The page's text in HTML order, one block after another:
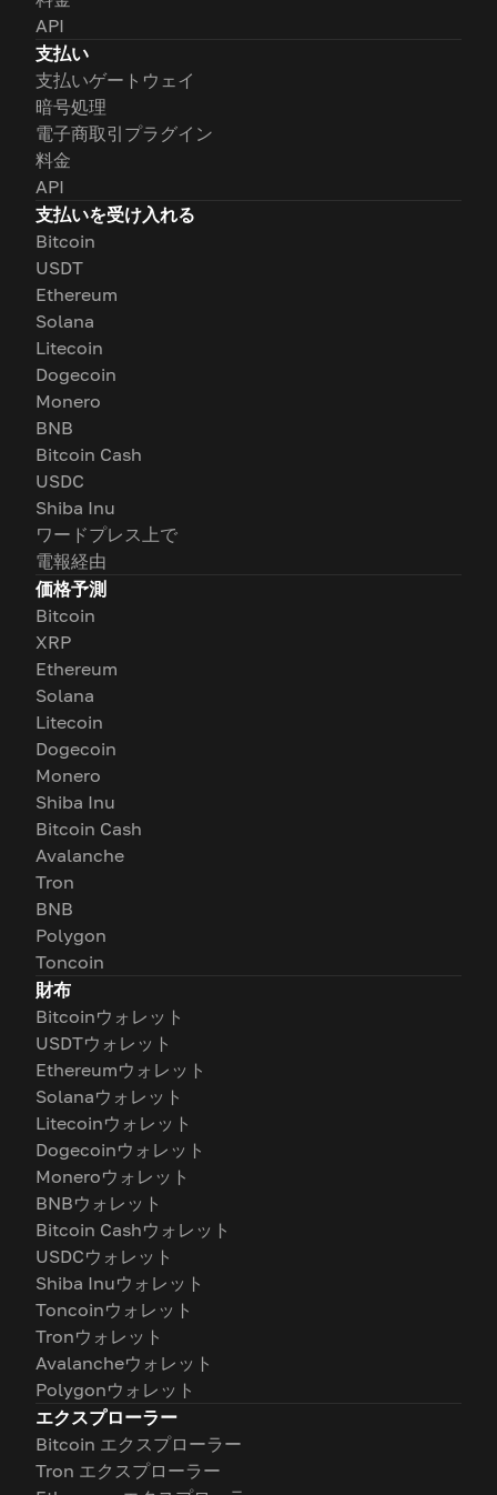
API
支払い
支払いゲートウェイ
暗号処理
電子商取引プラグイン
料金
API
支払いを受け入れる
Bitcoin
USDT
Ethereum
Solana
Litecoin
Dogecoin
Monero
BNB
Bitcoin Cash
USDC
Shiba Inu
ワードプレス上で
電報経由
価格予測
Bitcoin
XRP
Ethereum
Solana
Litecoin
Dogecoin
Monero
Shiba Inu
Bitcoin Cash
Avalanche
Tron
BNB
Polygon
Toncoin
財布
Bitcoinウォレット
USDTウォレット
Ethereumウォレット
Solanaウォレット
Litecoinウォレット
Dogecoinウォレット
Moneroウォレット
BNBウォレット
Bitcoin Cashウォレット
USDCウォレット
Shiba Inuウォレット
Toncoinウォレット
Tronウォレット
Avalancheウォレット
Polygonウォレット
エクスプローラー
Bitcoin エクスプローラー
Tron エクスプローラー